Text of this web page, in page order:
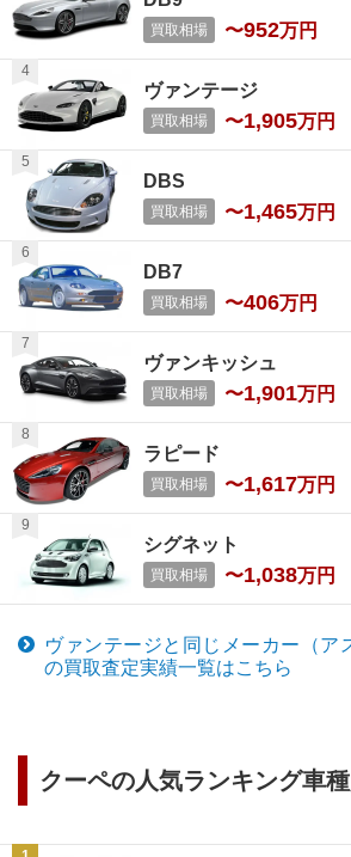
買取相場 〜952万円
ヴァンテージ
買取相場 〜1,905万円
DBS
買取相場 〜1,465万円
DB7
買取相場 〜406万円
ヴァンキッシュ
買取相場 〜1,901万円
ラピード
買取相場 〜1,617万円
シグネット
買取相場 〜1,038万円
ヴァンテージと同じメーカー（ア
の買取査定実績一覧はこちら
クーペの人気ランキング車